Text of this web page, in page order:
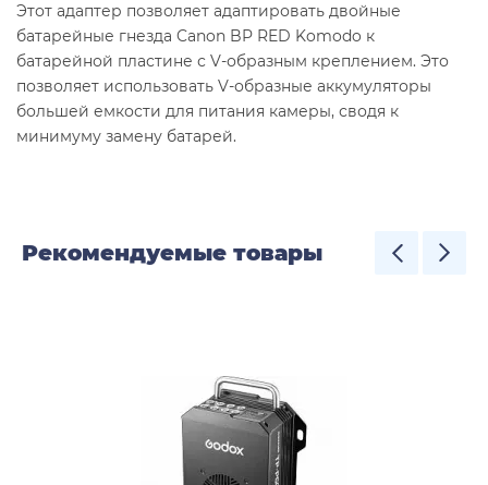
Этот адаптер позволяет адаптировать двойные
батарейные гнезда Canon BP RED Komodo к
батарейной пластине с V-образным креплением. Это
позволяет использовать V-образные аккумуляторы
большей емкости для питания камеры, сводя к
минимуму замену батарей.
Рекомендуемые товары